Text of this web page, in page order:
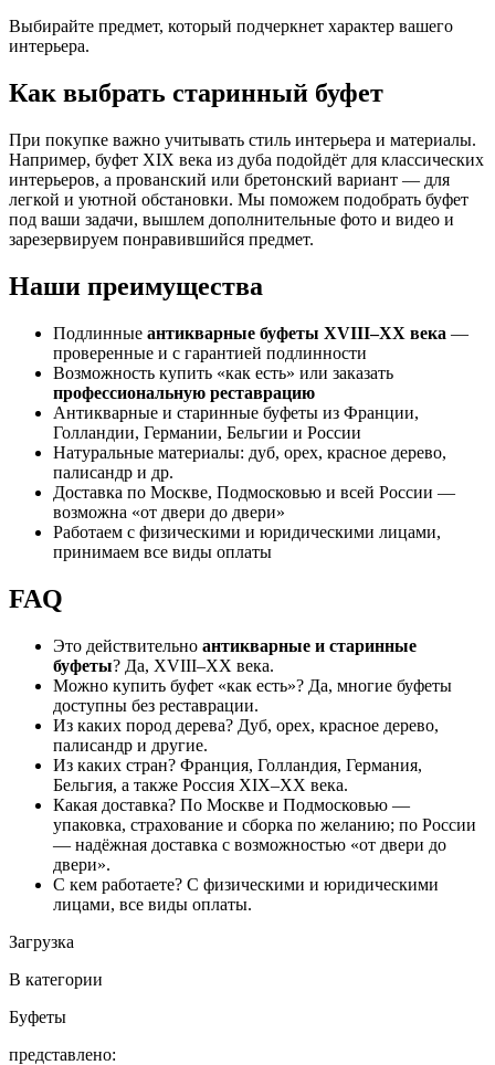
Выбирайте предмет, который подчеркнет характер вашего
интерьера.
Как выбрать старинный буфет
При покупке важно учитывать стиль интерьера и материалы.
Например, буфет XIX века из дуба подойдёт для классических
интерьеров, а прованский или бретонский вариант — для
легкой и уютной обстановки. Мы поможем подобрать буфет
под ваши задачи, вышлем дополнительные фото и видео и
зарезервируем понравившийся предмет.
Наши преимущества
Подлинные антикварные буфеты XVIII–XX века —
проверенные и с гарантией подлинности
Возможность купить «как есть» или заказать
профессиональную реставрацию
Антикварные и старинные буфеты из Франции,
Голландии, Германии, Бельгии и России
Натуральные материалы: дуб, орех, красное дерево,
палисандр и др.
Доставка по Москве, Подмосковью и всей России —
возможна «от двери до двери»
Работаем с физическими и юридическими лицами,
принимаем все виды оплаты
FAQ
Это действительно антикварные и старинные
буфеты? Да, XVIII–XX века.
Можно купить буфет «как есть»? Да, многие буфеты
доступны без реставрации.
Из каких пород дерева? Дуб, орех, красное дерево,
палисандр и другие.
Из каких стран? Франция, Голландия, Германия,
Бельгия, а также Россия XIX–XX века.
Какая доставка? По Москве и Подмосковью —
упаковка, страхование и сборка по желанию; по России
— надёжная доставка с возможностью «от двери до
двери».
С кем работаете? С физическими и юридическими
лицами, все виды оплаты.
Загрузка
В категории
Буфеты
представлено: